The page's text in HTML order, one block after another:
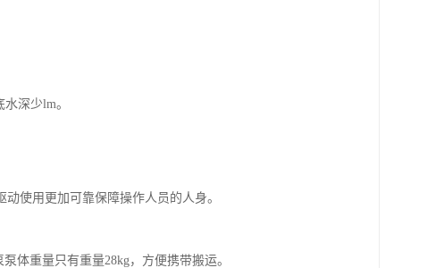
深少lm。
使用更加可靠保障操作人员的人身。
体重量只有重量28kg，方便携带搬运。